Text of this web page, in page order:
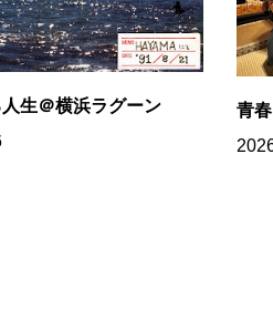
生＠横浜ラグーン
青